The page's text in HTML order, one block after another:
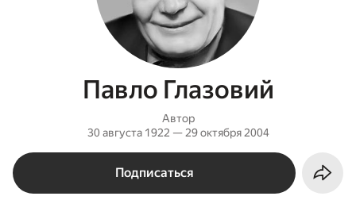
Павло Глазовий
Автор
30 августа 1922 — 29 октября 2004
Подписаться